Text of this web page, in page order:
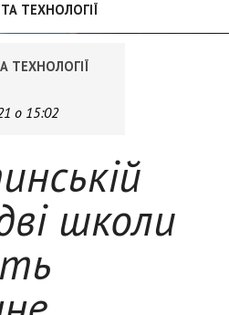
ТЕХНОЛОГІЇ
ТЕХНОЛОГІЇ
о 15:02
школи